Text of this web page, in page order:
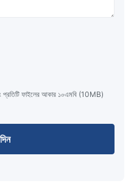
প্রতিটি ফাইলের আকার ১০এমবি (10MB)